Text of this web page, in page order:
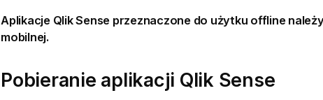
Aplikacje Qlik Sense przeznaczone do użytku offline
mobilnej.
Pobieranie aplikacji Qlik Sense